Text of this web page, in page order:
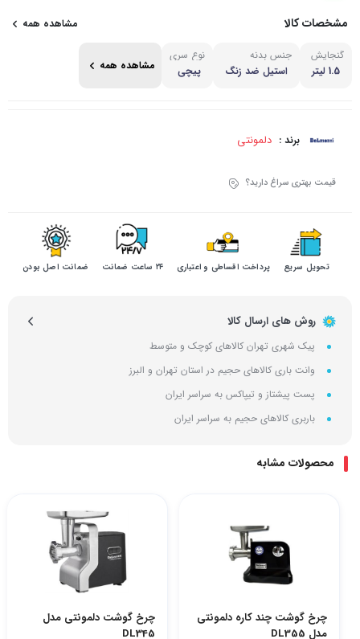
مشخصات کالا مشاهده همه
گنجایش
1.5 لیتر
جنس بدنه
استیل ضد زنگ
نوع سری
پیچی
مشاهده همه
برند : دلمونتی
قیمت بهتری سراغ دارید؟
تحویل سریع پرداخت اقساطی و اعتباری ۲۴ ساعت ضمانت ضمانت اصل بودن
روش های ارسال کالا
پیک شهری تهران کالاهای کوچک و متوسط
وانت باری کالاهای حجیم در استان تهران و البرز
پست پیشتاز و تیپاکس به سراسر ایران
باربری کالاهای حجیم به سراسر ایران
محصولات مشابه
چرخ گوشت چند کاره دلمونتی
مدل DL355
چرخ گوشت دلمونتی مدل
DL345